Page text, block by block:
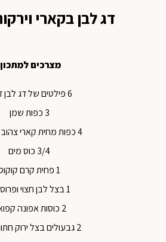
דג לבן בקארי וירקות /6
מצרכים למתכון
6 פילטים של דג לבן דניס
3 כפות שמן
4 כפות מחית קארי צהוב או ירוק
3/4 כוס מים
1 פחית קרם קוקוס
1 בצל לבן חצוי ופרוס דק
2 כוסות אפונה קפואה
2 גבעולים בצל ירוק חתוכים דק